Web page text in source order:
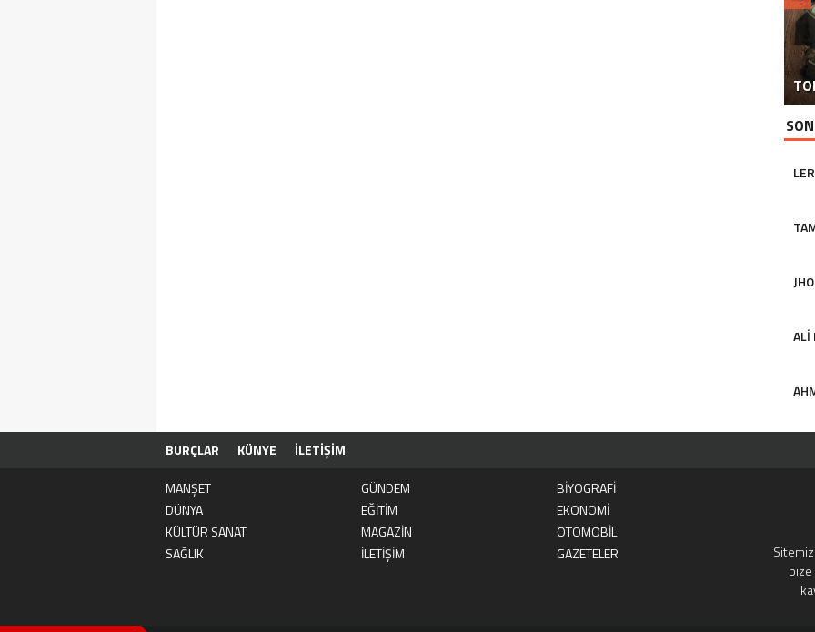
ALI
BURÇLAR KÜNYE
İLETİŞİM
MANŞET
GÜNDEM
BİYOGRAFİ
DÜNYA
EĞİTİM
EKONOMİ
KÜLTÜR SANAT
MAGAZİN
OTOMOBİL
SAĞLIK
İLETİŞİM GAZETELER